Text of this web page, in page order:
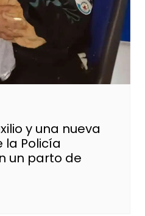
y una nueva
la Policía
un parto de